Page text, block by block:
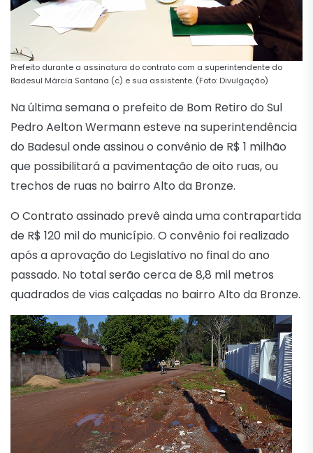
Prefeito durante a assinatura do contrato com a superintendente do
Badesul Márcia Santana (c) e sua assistente. (Foto: Divulgação)
Na última semana o prefeito de Bom Retiro do Sul
Pedro Aelton Wermann esteve na superintendência
do Badesul onde assinou o convênio de R$ 1 milhão
que possibilitará a pavimentação de oito ruas, ou
trechos de ruas no bairro Alto da Bronze.
O Contrato assinado prevê ainda uma contrapartida
de R$ 120 mil do município. O convênio foi realizado
após a aprovação do Legislativo no final do ano
passado. No total serão cerca de 8,8 mil metros
quadrados de vias calçadas no bairro Alto da Bronze.